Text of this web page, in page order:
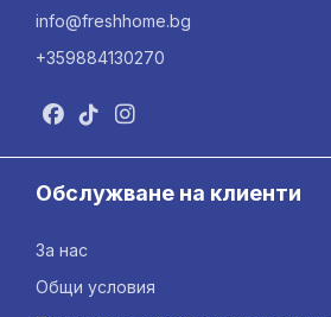
info@freshhome.bg
+359884130270
Обслужване на клиенти
За нас
Общи условия